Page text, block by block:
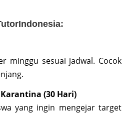
minggu sesuai jadwal. Cocok
(30 Hari)
yang ingin mengejar target